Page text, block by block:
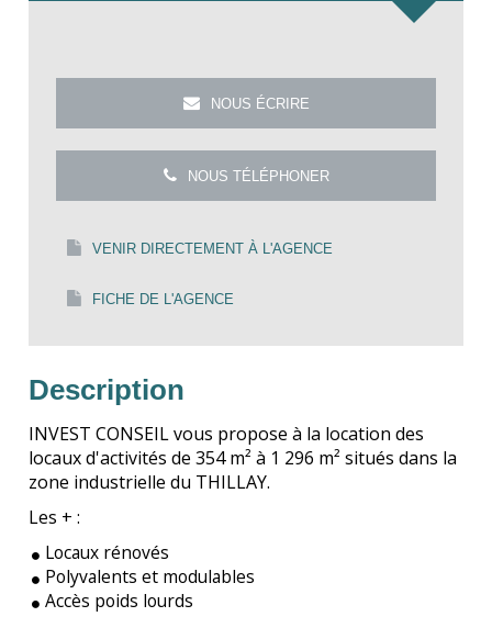
NOUS ÉCRIRE
NOUS TÉLÉPHONER
VENIR DIRECTEMENT À L'AGENCE
FICHE DE L'AGENCE
Description
INVEST CONSEIL vous propose à la location des
locaux d'activités de 354 m² à 1 296 m² situés dans la
zone industrielle du THILLAY.
Les + :
Locaux rénovés
Polyvalents et modulables
Accès poids lourds